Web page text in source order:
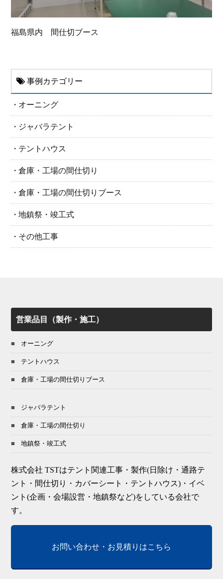
福島県内 間仕切ブース
事例カテゴリー
オーニング
ジャバラテント
テントハウス
倉庫・工場の間仕切り
倉庫・工場の間仕切りブース
地鎮祭・竣工式
その他工事
営業品目（製作・施工）
オーニング
テントハウス
倉庫・工場の間仕切りブース
ジャバラテント
倉庫・工場の間仕切り
地鎮祭・竣工式
株式会社 TSTはテント関連工事・製作(日除け・通路テ
ント・間仕切り・カバーシート・テントハウス)・イベ
ント(企画・会場設営・地鎮祭など)をしている会社で
す。
お問い合わせ・お見積りはこちら